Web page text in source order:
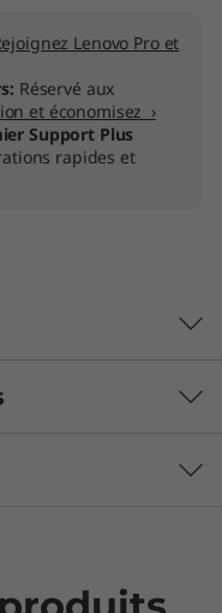
Lenovo Pro et
Réservé aux
et économisez ›
Support Plus
rapides et
l’extérieur
améliore la
de